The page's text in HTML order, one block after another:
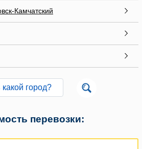
Камчатский
перевозки: